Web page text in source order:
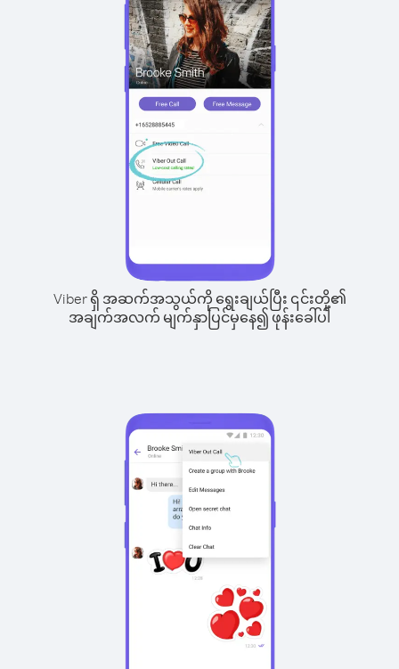
Viber ရှိ အဆက်အသွယ်ကို ရွေးချယ်ပြီး ၎င်းတို့၏
အချက်အလက် မျက်နှာပြင်မှနေ၍ ဖုန်းခေါ်ပါ